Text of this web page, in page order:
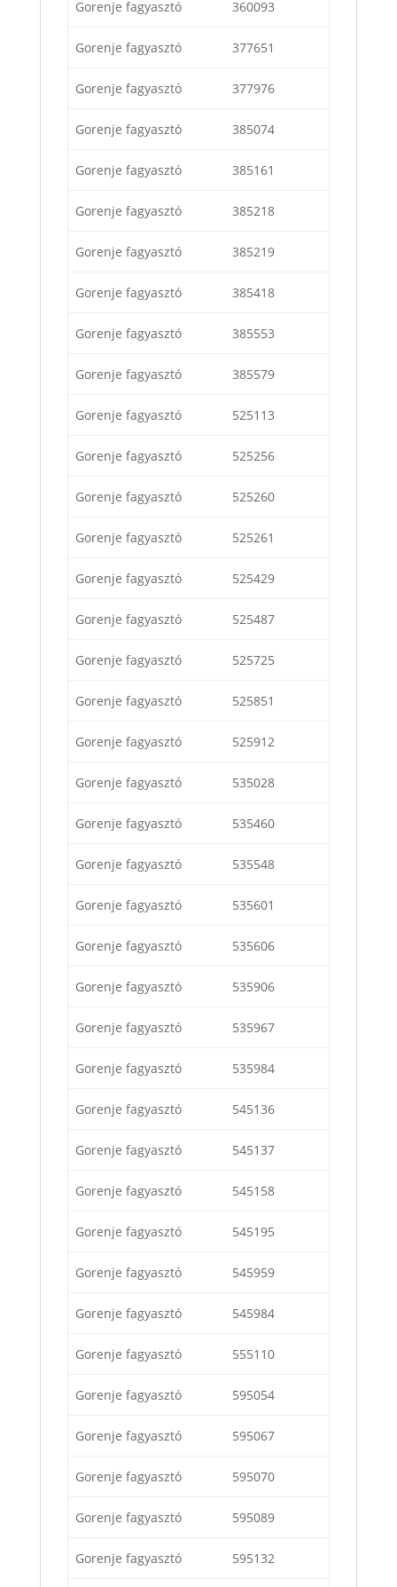
Gorenje fagyasztó 360093
Gorenje fagyasztó 377651
Gorenje fagyasztó 377976
Gorenje fagyasztó 385074
Gorenje fagyasztó 385161
Gorenje fagyasztó 385218
Gorenje fagyasztó 385219
Gorenje fagyasztó 385418
Gorenje fagyasztó 385553
Gorenje fagyasztó 385579
Gorenje fagyasztó 525113
Gorenje fagyasztó 525256
Gorenje fagyasztó 525260
Gorenje fagyasztó 525261
Gorenje fagyasztó 525429
Gorenje fagyasztó 525487
Gorenje fagyasztó 525725
Gorenje fagyasztó 525851
Gorenje fagyasztó 525912
Gorenje fagyasztó 535028
Gorenje fagyasztó 535460
Gorenje fagyasztó 535548
Gorenje fagyasztó 535601
Gorenje fagyasztó 535606
Gorenje fagyasztó 535906
Gorenje fagyasztó 535967
Gorenje fagyasztó 535984
Gorenje fagyasztó 545136
Gorenje fagyasztó 545137
Gorenje fagyasztó 545158
Gorenje fagyasztó 545195
Gorenje fagyasztó 545959
Gorenje fagyasztó 545984
Gorenje fagyasztó 555110
Gorenje fagyasztó 595054
Gorenje fagyasztó 595067
Gorenje fagyasztó 595070
Gorenje fagyasztó 595089
Gorenje fagyasztó 595132